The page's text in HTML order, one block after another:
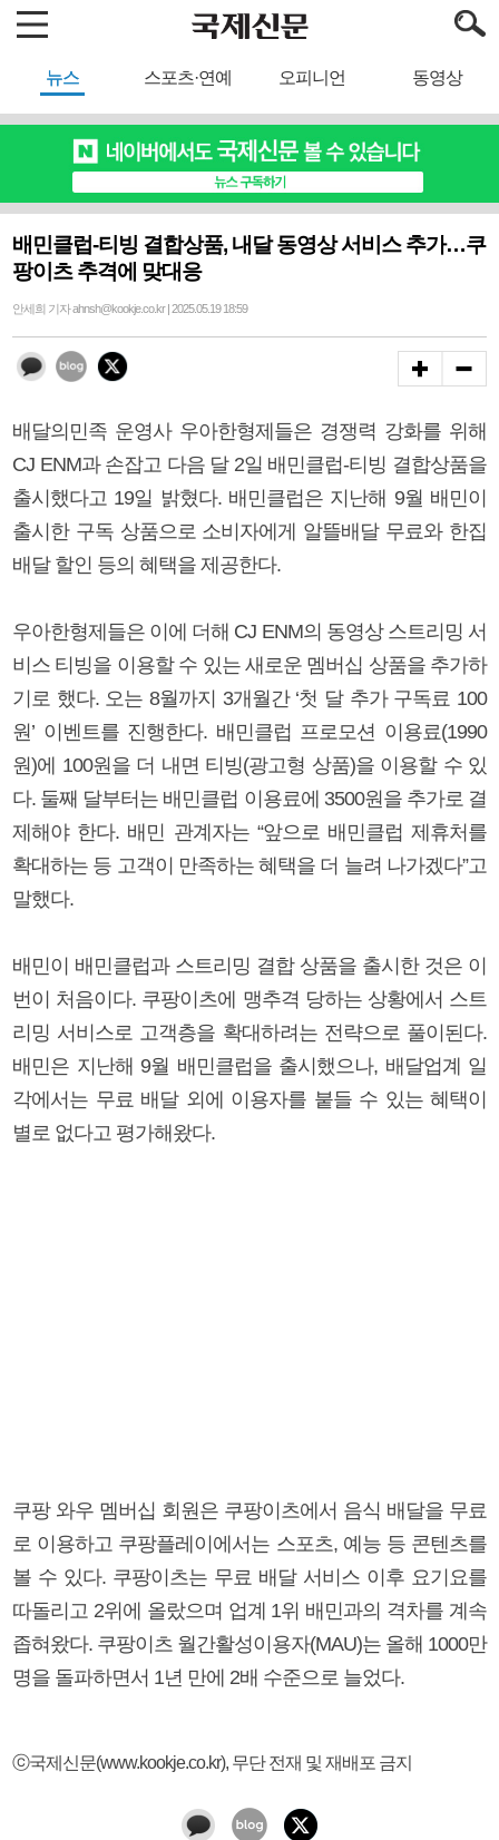
뉴스 스포츠·연예 오피니언 동영상
배민클럽-티빙 결합상품, 내달 동영상 서비스 추가…쿠
팡이츠 추격에 맞대응
안세희 기자 ahnsh@kookje.co.kr | 2025.05.19 18:59
배달의민족 운영사 우아한형제들은 경쟁력 강화를 위해
CJ ENM과 손잡고 다음 달 2일 배민클럽-티빙 결합상품을
출시했다고 19일 밝혔다. 배민클럽은 지난해 9월 배민이
출시한 구독 상품으로 소비자에게 알뜰배달 무료와 한집
배달 할인 등의 혜택을 제공한다.
우아한형제들은 이에 더해 CJ ENM의 동영상 스트리밍 서
비스 티빙을 이용할 수 있는 새로운 멤버십 상품을 추가하
기로 했다. 오는 8월까지 3개월간 ‘첫 달 추가 구독료 100
원’ 이벤트를 진행한다. 배민클럽 프로모션 이용료(1990
원)에 100원을 더 내면 티빙(광고형 상품)을 이용할 수 있
다. 둘째 달부터는 배민클럽 이용료에 3500원을 추가로 결
제해야 한다. 배민 관계자는 “앞으로 배민클럽 제휴처를
확대하는 등 고객이 만족하는 혜택을 더 늘려 나가겠다”고
말했다.
배민이 배민클럽과 스트리밍 결합 상품을 출시한 것은 이
번이 처음이다. 쿠팡이츠에 맹추격 당하는 상황에서 스트
리밍 서비스로 고객층을 확대하려는 전략으로 풀이된다.
배민은 지난해 9월 배민클럽을 출시했으나, 배달업계 일
각에서는 무료 배달 외에 이용자를 붙들 수 있는 혜택이
별로 없다고 평가해왔다.
쿠팡 와우 멤버십 회원은 쿠팡이츠에서 음식 배달을 무료
로 이용하고 쿠팡플레이에서는 스포츠, 예능 등 콘텐츠를
볼 수 있다. 쿠팡이츠는 무료 배달 서비스 이후 요기요를
따돌리고 2위에 올랐으며 업계 1위 배민과의 격차를 계속
좁혀왔다. 쿠팡이츠 월간활성이용자(MAU)는 올해 1000만
명을 돌파하면서 1년 만에 2배 수준으로 늘었다.
ⓒ국제신문(www.kookje.co.kr), 무단 전재 및 재배포 금지